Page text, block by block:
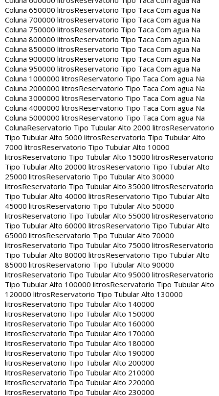
Coluna 650000 litrosReservatorio Tipo Taca Com agua Na
Coluna 700000 litrosReservatorio Tipo Taca Com agua Na
Coluna 750000 litrosReservatorio Tipo Taca Com agua Na
Coluna 800000 litrosReservatorio Tipo Taca Com agua Na
Coluna 850000 litrosReservatorio Tipo Taca Com agua Na
Coluna 900000 litrosReservatorio Tipo Taca Com agua Na
Coluna 950000 litrosReservatorio Tipo Taca Com agua Na
Coluna 1000000 litrosReservatorio Tipo Taca Com agua Na
Coluna 2000000 litrosReservatorio Tipo Taca Com agua Na
Coluna 3000000 litrosReservatorio Tipo Taca Com agua Na
Coluna 4000000 litrosReservatorio Tipo Taca Com agua Na
Coluna 5000000 litrosReservatorio Tipo Taca Com agua Na
ColunaReservatorio Tipo Tubular Alto 2000 litrosReservatorio
Tipo Tubular Alto 5000 litrosReservatorio Tipo Tubular Alto
7000 litrosReservatorio Tipo Tubular Alto 10000
litrosReservatorio Tipo Tubular Alto 15000 litrosReservatorio
Tipo Tubular Alto 20000 litrosReservatorio Tipo Tubular Alto
25000 litrosReservatorio Tipo Tubular Alto 30000
litrosReservatorio Tipo Tubular Alto 35000 litrosReservatorio
Tipo Tubular Alto 40000 litrosReservatorio Tipo Tubular Alto
45000 litrosReservatorio Tipo Tubular Alto 50000
litrosReservatorio Tipo Tubular Alto 55000 litrosReservatorio
Tipo Tubular Alto 60000 litrosReservatorio Tipo Tubular Alto
65000 litrosReservatorio Tipo Tubular Alto 70000
litrosReservatorio Tipo Tubular Alto 75000 litrosReservatorio
Tipo Tubular Alto 80000 litrosReservatorio Tipo Tubular Alto
85000 litrosReservatorio Tipo Tubular Alto 90000
litrosReservatorio Tipo Tubular Alto 95000 litrosReservatorio
Tipo Tubular Alto 100000 litrosReservatorio Tipo Tubular Alto
120000 litrosReservatorio Tipo Tubular Alto 130000
litrosReservatorio Tipo Tubular Alto 140000
litrosReservatorio Tipo Tubular Alto 150000
litrosReservatorio Tipo Tubular Alto 160000
litrosReservatorio Tipo Tubular Alto 170000
litrosReservatorio Tipo Tubular Alto 180000
litrosReservatorio Tipo Tubular Alto 190000
litrosReservatorio Tipo Tubular Alto 200000
litrosReservatorio Tipo Tubular Alto 210000
litrosReservatorio Tipo Tubular Alto 220000
litrosReservatorio Tipo Tubular Alto 230000